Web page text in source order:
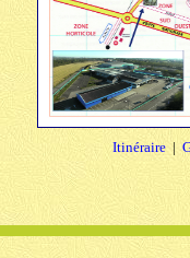
Itinéraire |